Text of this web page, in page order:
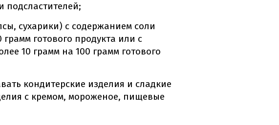
подсластителей;
сухарики) с содержанием соли
грамм готового продукта или с
10 грамм на 100 грамм готового
кондитерские изделия и сладкие
с кремом, мороженое, пищевые